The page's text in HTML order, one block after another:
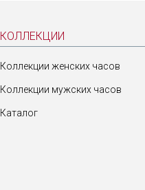
КОЛЛЕКЦИИ
Коллекции женских часов
Коллекции мужских часов
Каталог